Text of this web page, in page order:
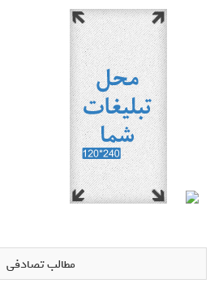
مطالب تصادفی